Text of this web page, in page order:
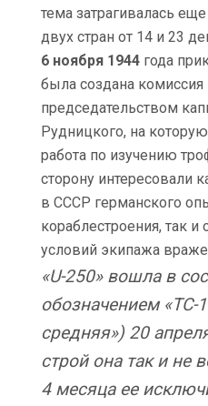
тема затрагивалась
двух стран от 14 и 23
6 ноября 1944 года
была создана комиссия
председательством
Рудницкого, на
работа по изучению
сторону интересовали
в СССР германского
кораблестроения, так
условий экипажа
«U-250» вошла в
обозначением «ТС-
средняя») 20
строй она так и не
4 месяца ее